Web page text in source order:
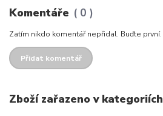
Komentáře 0
Zatím nikdo komentář nepřidal. Buďte první.
Přidat komentář
Zboží zařazeno v kategoriích